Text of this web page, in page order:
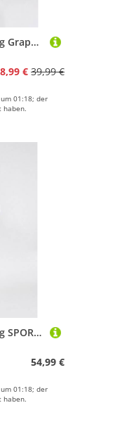
Champion Jogginganzug Graphic Terry Crewneck Sweatsuit (2-tlg), für Kinder geeignet, zweiteiliges Set mit 2 Teilen, bequeme Passform
€ 39,99 €
01:18; der
haben.
Champion Jogginganzug SPORTWEAR SWEATSUITS Loose Fit (2-tlg), für Kinder, zweiteiliges Set, Loose Fit, aus Baumwolle und Polyester
54,99 €
01:18; der
haben.